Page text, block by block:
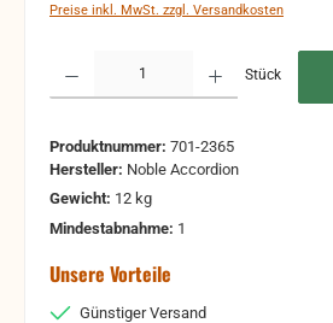
Preise inkl. MwSt. zzgl. Versandkosten
Stück
Produktnummer: 701-2365
Hersteller: Noble Accordion
Gewicht: 12 kg
Mindestabnahme: 1
Unsere Vorteile
Günstiger Versand